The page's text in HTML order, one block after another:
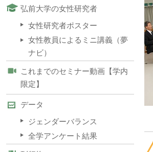
弘前大学の女性研究者
女性研究者ポスター
女性教員によるミニ講義（夢
ナビ）
これまでのセミナー動画【学内
限定】
データ
ジェンダーバランス
全学アンケート結果